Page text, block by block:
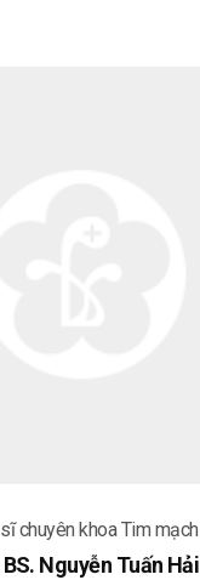
chuyên khoa Tim mạch
Nguyễn Tuấn Hải